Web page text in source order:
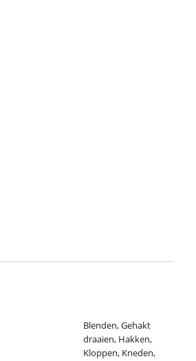
Blenden, Gehakt
draaien, Hakken,
Kloppen, Kneden,